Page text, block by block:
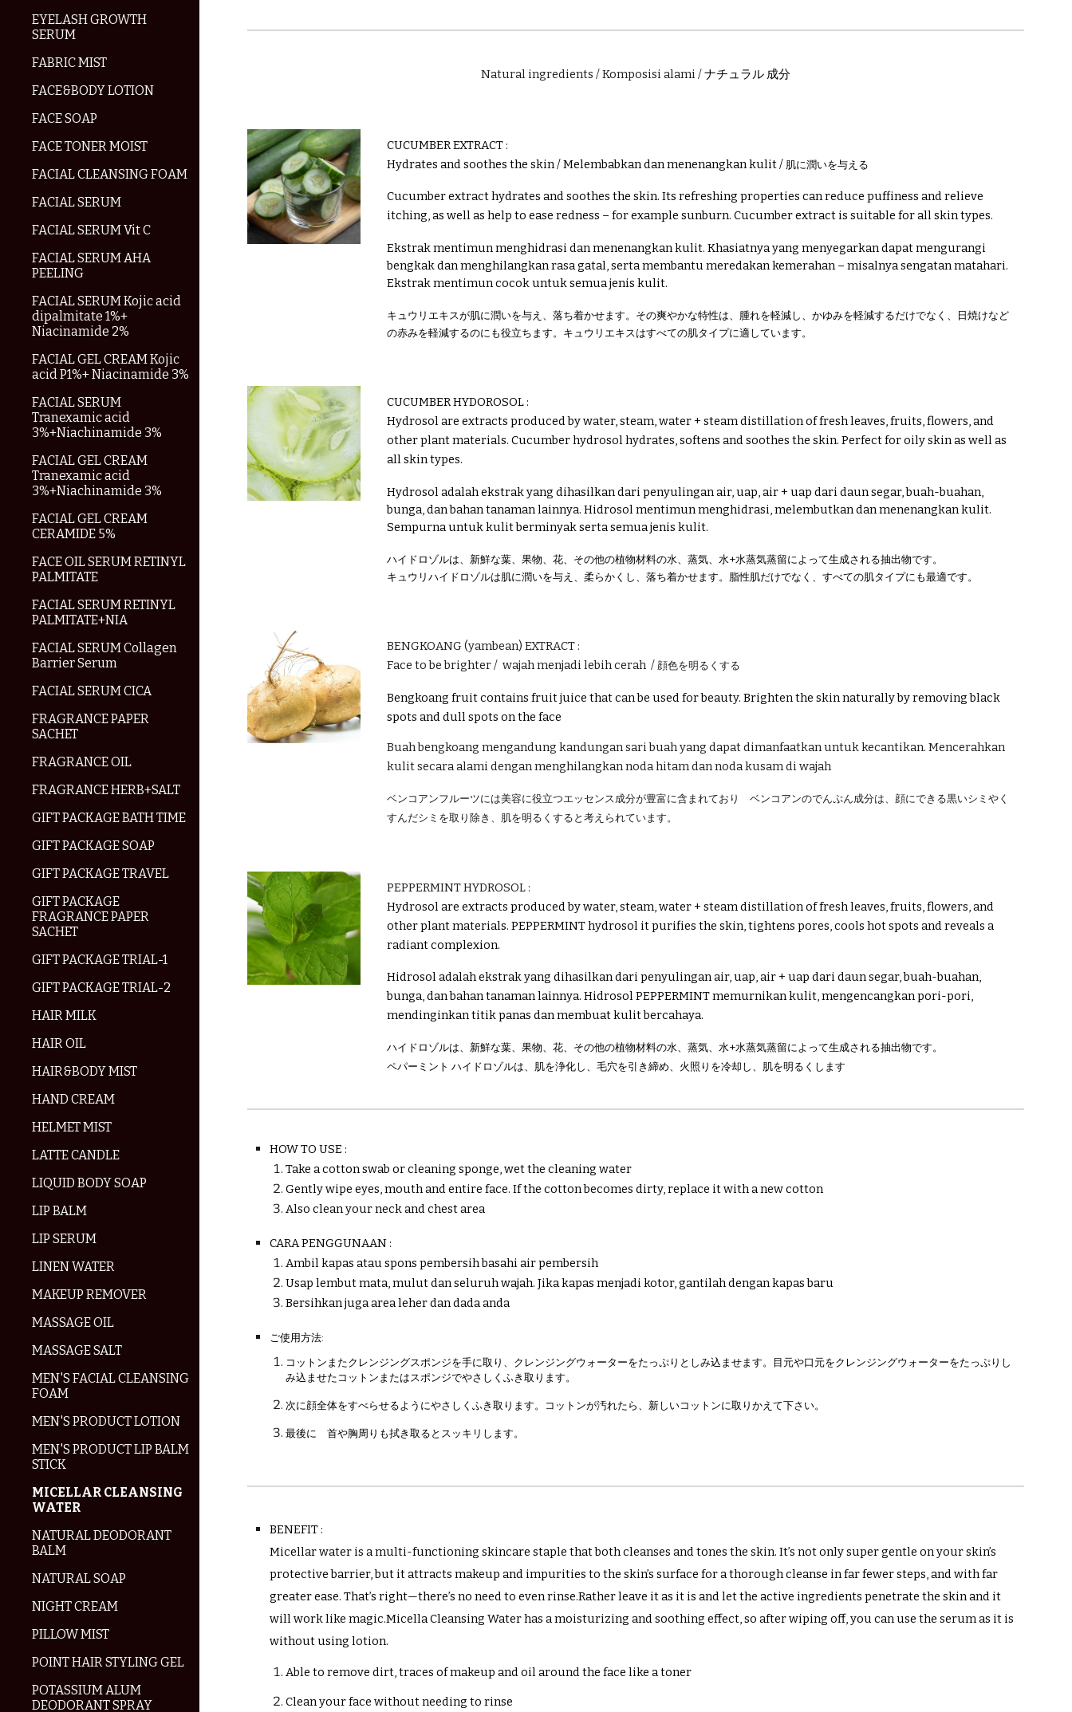
EYELASH GROWTH
SERUM
FABRIC MIST
FACE&BODY LOTION
FACE SOAP
FACE TONER MOIST
FACIAL CLEANSING FOAM
FACIAL SERUM
FACIAL SERUM Vit C
FACIAL SERUM AHA
PEELING
FACIAL SERUM Kojic acid
dipalmitate 1%+
Niacinamide 2%
FACIAL GEL CREAM Kojic
acid P1%+ Niacinamide 3%
FACIAL SERUM
Tranexamic acid
3%+Niachinamide 3%
FACIAL GEL CREAM
Tranexamic acid
3%+Niachinamide 3%
FACIAL GEL CREAM
CERAMIDE 5%
FACE OIL SERUM RETINYL
PALMITATE
FACIAL SERUM RETINYL
PALMITATE+NIA
FACIAL SERUM Collagen
Barrier Serum
FACIAL SERUM CICA
FRAGRANCE PAPER
SACHET
FRAGRANCE OIL
FRAGRANCE HERB+SALT
GIFT PACKAGE BATH TIME
GIFT PACKAGE SOAP
GIFT PACKAGE TRAVEL
GIFT PACKAGE
FRAGRANCE PAPER
SACHET
GIFT PACKAGE TRIAL-1
GIFT PACKAGE TRIAL-2
HAIR MILK
HAIR OIL
HAIR&BODY MIST
HAND CREAM
HELMET MIST
LATTE CANDLE
LIQUID BODY SOAP
LIP BALM
LIP SERUM
LINEN WATER
MAKEUP REMOVER
MASSAGE OIL
MASSAGE SALT
MEN'S FACIAL CLEANSING
FOAM
MEN'S PRODUCT LOTION
MEN'S PRODUCT LIP BALM
STICK
MICELLAR CLEANSING
WATER
NATURAL DEODORANT
BALM
NATURAL SOAP
NIGHT CREAM
PILLOW MIST
POINT HAIR STYLING GEL
POTASSIUM ALUM
DEODORANT SPRAY
Natural ingredients / Komposisi alami /ナチュラル 成分
CUCUMBER EXTRACT:
Hydrates and soothes the skin / Melembabkan dan menenangkan kulit / 肌に潤いを与え る
Cucumber extract hydrates and soothes the skin. Its refreshing properties can reduce puffiness and relieve
itching, as well as help to ease redness – for example sunburn. Cucumber extract is suitable for all skin types.
Ekstrak mentimun menghidrasi dan menenangkan kulit. Khasiatnya yang menyegarkan dapat mengurangi
bengkak dan menghilangkan rasa gatal, serta membantu meredakan kemerahan – misalnya sengatan matahari.
Ekstrak mentimun cocok untuk semua jenis kulit.
キュウリエキスが肌に潤いを与え、落ち着かせます。その爽やかな特性は、腫れを軽減し、かゆみを軽減するだけでなく、日焼けなど
の赤みを軽減するのにも役立ちます。キュウリエキスはすべての肌タイプに適しています。
CUCUMBERHYDOROSOL :
Hydrosol are extracts produced by water, steam, water + steam distillation of fresh leaves, fruits, flowers, and
other plant materials. Cucumber hydrosol hydrates, softens and soothes the skin. Perfect for oily skin as well as
all skin types.
Hydrosol adalah ekstrak yang dihasilkan dari penyulingan air, uap, air + uap dari daun segar, buah-buahan,
bunga, dan bahan tanaman lainnya. Hidrosol mentimun menghidrasi, melembutkan dan menenangkan kulit.
Sempurna untuk kulit berminyak serta semua jenis kulit.
ハイドロゾルは、新鮮な葉、果物、花、その他の植物材料の水、蒸気、水+水蒸気蒸留によって生成される抽出物です。
キュウリハイドロゾルは肌に潤いを与え、柔らかくし、落ち着かせます。脂性肌だけでなく、すべての肌タイプにも最適です。
BENGKOANG (yambean) EXTRACT :
Face to be brighter/ wajah menjadi lebih cerah / 顔色を明るくする
Bengkoang fruit contains fruit juice that can be used for beauty. Brighten the skin naturally by removing black
spots and dull spots on the face
Buah bengkoang mengandung kandungan sari buah yang dapat dimanfaatkan untuk kecantikan. Mencerahkan
kulit secara alami dengan menghilangkan noda hitam dan noda kusam di wajah
ベンコアンフルーツには美容に役立つエッセンス成分が豊富に含まれており ベンコアンのでんぷん成分は、顔にできる黒いシミやく
すんだシミを取り除き、肌を明るくすると考えられています。
PEPPERMINT HYDROSOL:
Hydrosol are extracts produced by water, steam, water + steam distillation of fresh leaves, fruits, flowers, and
other plant materials. PEPPERMINT hydrosol it purifies the skin, tightens pores, cools hot spots and reveals a
radiant complexion.
Hidrosol adalah ekstrak yang dihasilkan dari penyulingan air, uap, air + uap dari daun segar, buah-buahan,
bunga, dan bahan tanaman lainnya. Hidrosol PEPPERMINT memurnikan kulit, mengencangkan pori-pori,
mendinginkan titik panas dan membuat kulit bercahaya.
ハイドロゾルは、新鮮な葉、果物、花、その他の植物材料の水、蒸気、水+水蒸気蒸留によって生成される抽出物です。
ペパーミント ハイドロゾルは、肌を浄化し、毛穴を引き締め、火照りを冷却し、肌を明るくします
HOW TO USE :
Take a cotton swab or cleaning sponge, wet the cleaning water
Gently wipe eyes, mouth and entire face. If the cotton becomes dirty, replace it with a new cotton
Also clean your neck and chest area
CARA PENGGUNAAN :
Ambil kapas atau spons pembersih basahi air pembersih
Usap lembut mata, mulut dan seluruh wajah. Jika kapas menjadi kotor, gantilah dengan kapas baru
Bersihkan juga area leher dan dada anda
ご使用方法:
コットンまたクレンジングスポンジを手に取り、クレンジングウォーターをたっぷりとしみ込ませます。目元や口元をクレンジングウォーターをたっぷりし
み込ませたコットンまたはスポンジでやさしくふき取ります。
次に顔全体をすべらせるようにやさしくふき取ります。コットンが汚れたら、新しいコットンに取りかえて下さい。
最後に 首や胸周りも拭き取るとスッキリします。
BENEFIT :
Micellar water is a multi-functioning skincare staple that both cleanses and tones the skin. It’s not only super gentle on your skin’s
protective barrier, but it attracts makeup and impurities to the skin’s surface for a thorough cleanse in far fewer steps, and with far
greater ease. That’s right—there’s no need to even rinse.Rather leave it as it is and let the active ingredients penetrate the skin and it
will work like magic.Micella Cleansing Water has a moisturizing and soothing effect, so after wiping off, you can use the serum as it is
without using lotion.
Able to remove dirt, traces of makeup and oil around the face like a toner
Clean your face without needing to rinse